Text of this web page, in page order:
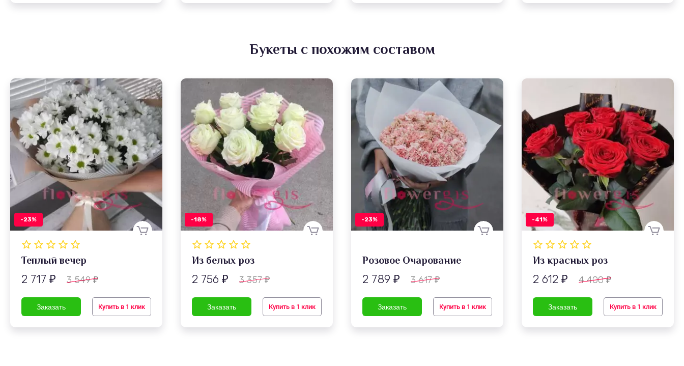
Букеты с похожим составом
-23%
Теплый вечер
2 717 ₽ 3 549₽
Купить в 1 клик
-18%
Из белых роз
2 756 ₽ 3 357₽
Купить в 1 клик
-23%
Розовое Очарование
2 789 ₽ 3 617₽
Купить в 1 клик
-41%
Из красных роз
2 612 ₽ 4 400₽
Купить в 1 клик